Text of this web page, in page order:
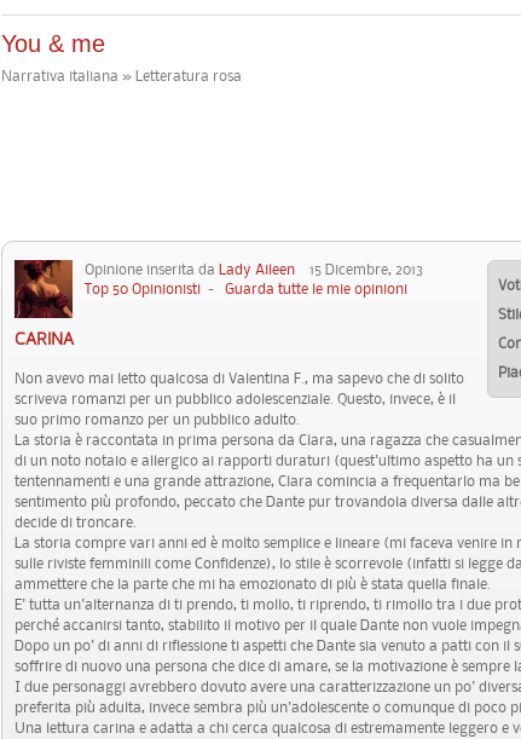
You & me
Narrativa italiana » Letteratura rosa
Opinione inserita da Lady Aileen 15 Dicembre, 2013
Top 50 Opinionisti - Guarda tutte le mie opinioni
CARINA
Non avevo mai letto qualcosa di Valentina F., ma sapevo che di solito
scriveva romanzi per un pubblico adolescenziale. Questo, invece, è il
suo primo romanzo per un pubblico adulto.
La storia è raccontata in prima persona da Clara, una ragazza che
di un noto notaio e allergico ai rapporti duraturi (quest'ultimo aspetto ha un
tentennamenti e una grande attrazione, Clara comincia a frequentarlo ma
sentimento più profondo, peccato che Dante pur trovandola diversa dalle
decide di troncare.
La storia compre vari anni ed è molto semplice e lineare (mi faceva venire in
sulle riviste femminili come Confidenze), lo stile è scorrevole (infatti si legge
ammettere che la parte che mi ha emozionato di più è stata quella finale.
E' tutta un'alternanza di ti prendo, ti mollo, ti riprendo, ti rimollo tra i due
perché accanirsi tanto, stabilito il motivo per il quale Dante non vuole
Dopo un po' di anni di riflessione ti aspetti che Dante sia venuto a patti con il
soffrire di nuovo una persona che dice di amare, se la motivazione è sempre
I due personaggi avrebbero dovuto avere una caratterizzazione un po'
preferita più adulta, invece sembra più un'adolescente o comunque di poco
Una lettura carina e adatta a chi cerca qualcosa di estremamente leggero e